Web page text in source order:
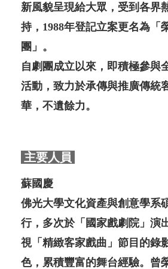
新風貌呈現給大眾，受到各界
持，1988年登記立案更名為「
團」。
自劇團成立以來，即積極參與
活動，致力於承傳與推廣傳統
華，不遺餘力。
主要人員
蘇國慶
佛光大學文化資產與創意學系
行，多次於「國家戲劇院」演
視「精緻客家戲曲」節目的錄
色，累積豐富的舞台經驗。曾